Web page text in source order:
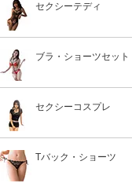
セクシーテディ
ブラ・ショーツセット
セクシーコスプレ
Tバック・ショーツ